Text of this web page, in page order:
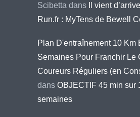
Scibetta dans
Il vient
Run.fr : MyTens de Bewell
Plan D'entraînement 10 Km
Semaines Pour Franchir Le
Coureurs Réguliers (en
dans OBJECTIF 45 min sur
semaines